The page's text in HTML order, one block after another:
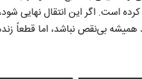
کرده است. اگر این انتقال
همیشه بی‌نقص نباشد، اما قطعاً